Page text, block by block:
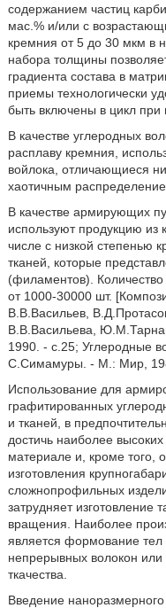
содержанием частиц
мас.% и/или с
кремния от 5 до 30 мкм в
набора толщины
градиента состава в
приемы технологически
быть включены в цикл при
В качестве углеродных
расплаву кремния,
войлока, отличающиеся
хаотичным
В качестве армирующих
используют продукцию из
числе с низкой степенью
тканей, которые
(филаментов). Количество
от 1000-30000 шт.
В.В.Васильев,
В.В.Васильева,
1990. - с.25; Углеродные
С.Симамуры. - М.: Мир,
Использование для
графитированных
и тканей, в
достичь наиболее
материале и, кроме того,
изготовления
сложнопрофильных
затрудняет изготовление
вращения. Наиболее
является формование
непрерывных волокон
ткачества.
Введение